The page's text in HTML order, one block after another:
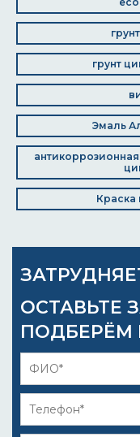
грунт
Эмаль
Краска
ОСТАВЬТЕ
ПОДБЕРЁМ